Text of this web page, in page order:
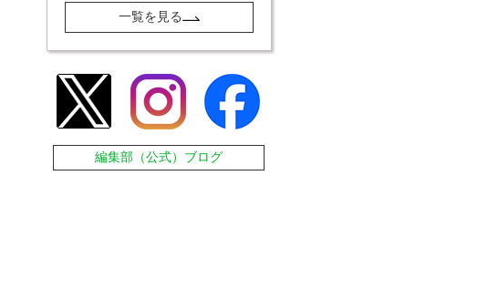
一覧を見る
編集部（公式）ブログ